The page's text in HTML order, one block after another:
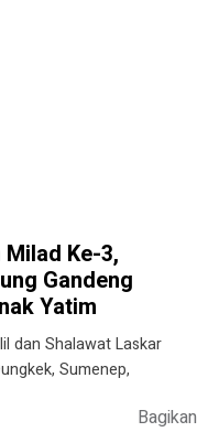
Ke-3,
Gandeng
Yatim
dan Shalawat Laskar
Sumenep,
Bagikan